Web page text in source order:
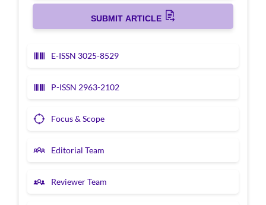
SUBMIT ARTICLE
E-ISSN 3025-8529
P-ISSN 2963-2102
Focus & Scope
Editorial Team
Reviewer Team